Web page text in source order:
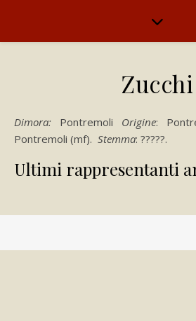
Zucchi
Dimora: Pontremoli Origine:
Pontremoli (mf). Stemma: ?????.
Ultimi rappresentanti